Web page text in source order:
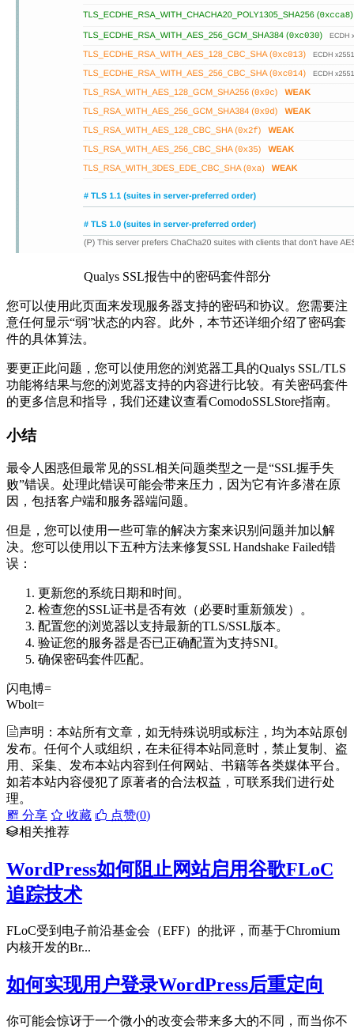
Qualys SSL报告中的密码套件部分
您可以使用此页面来发现服务器支持的密码和协议。您需要注
意任何显示“弱”状态的内容。此外，本节还详细介绍了密码套
件的具体算法。
要更正此问题，您可以使用您的浏览器工具的Qualys SSL/TLS
功能将结果与您的浏览器支持的内容进行比较。有关密码套件
的更多信息和指导，我们还建议查看ComodoSSLStore指南。
小结
最令人困惑但最常见的SSL相关问题类型之一是“SSL握手失
败”错误。处理此错误可能会带来压力，因为它有许多潜在原
因，包括客户端和服务器端问题。
但是，您可以使用一些可靠的解决方案来识别问题并加以解
决。您可以使用以下五种方法来修复SSL Handshake Failed错
误：
更新您的系统日期和时间。
检查您的SSL证书是否有效（必要时重新颁发）。
配置您的浏览器以支持最新的TLS/SSL版本。
验证您的服务器是否已正确配置为支持SNI。
确保密码套件匹配。
闪电博=
Wbolt=
声明：本站所有文章，如无特殊说明或标注，均为本站原创
发布。任何个人或组织，在未征得本站同意时，禁止复制、盗
用、采集、发布本站内容到任何网站、书籍等各类媒体平台。
如若本站内容侵犯了原著者的合法权益，可联系我们进行处
理。
分享
收藏 点赞(0)
相关推荐
WordPress如何阻止网站启用谷歌FLoC
追踪技术
FLoC受到电子前沿基金会（EFF）的批评，而基于Chromium
内核开发的Br...
如何实现用户登录WordPress后重定向
你可能会惊讶于一个微小的改变会带来多大的不同，而当你不